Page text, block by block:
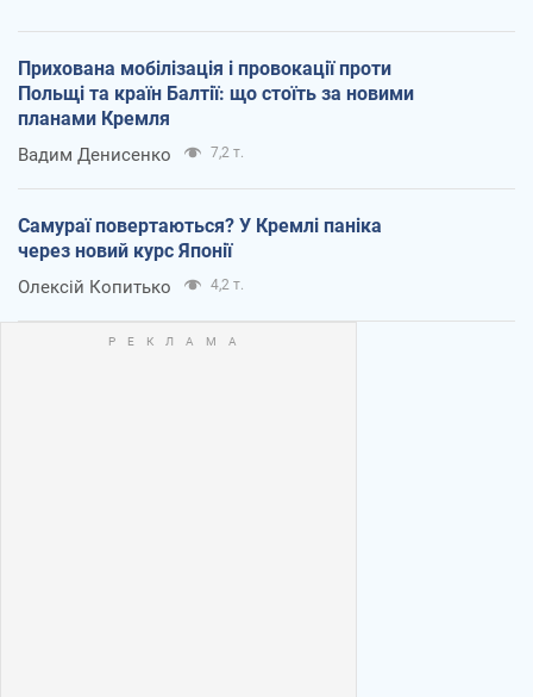
Прихована мобілізація і провокації проти
Польщі та країн Балтії: що стоїть за новими
планами Кремля
Вадим Денисенко 7,2 т.
Самураї повертаються? У Кремлі паніка
через новий курс Японії
Олексій Копитько 4,2 т.